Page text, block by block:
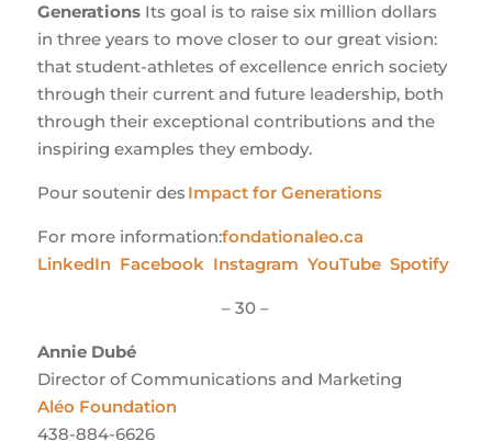
GenerationsIts goal is to raise six million dollars
in three years to move closer to our great vision:
that student-athletes of excellence enrich society
through their current and future leadership, both
through their exceptional contributions and the
inspiring examples they embody.
Pour soutenir des Impact for Generations
For more information:fondationaleo.ca
LinkedIn Facebook Instagram YouTube Spotify
– 30 –
Annie Dubé
Director of Communications and Marketing
Aléo Foundation
438-884-6626